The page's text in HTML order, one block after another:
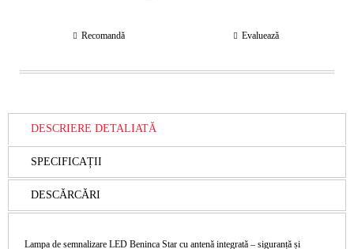
Recomandă Evaluează
DESCRIERE DETALIATĂ
SPECIFICAȚII
DESCĂRCĂRI
Lampa de semnalizare LED Beninca Star cu antenă integrată – siguranță și